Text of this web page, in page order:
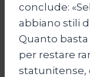
conclude:
abbiano stili
Quanto
per restare
statunitense,